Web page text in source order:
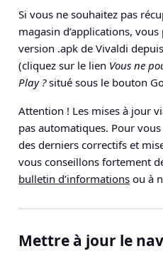
Si vous ne souhaitez pas
magasin d’applications,
version .apk de Vivaldi depuis
(cliquez sur le lien Vous ne
Play ?situé sous le bouton
Attention ! Les mises à jour
pas automatiques. Pour
des derniers correctifs et
vous conseillons fortement
bulletin d’informations ou à
Mettre à jour le